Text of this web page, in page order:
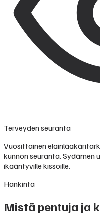
Terveyden seuranta
Vuosittainen
kunnon seuranta. Sydämen
ikääntyville kissoille.
Hankinta
Mistä pentuja ja